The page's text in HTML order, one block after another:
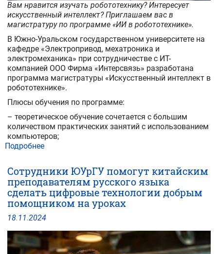
Вам нравится изучать робототехнику? Интересует
искусственный интеллект? Приглашаем вас в
магистратуру по программе «ИИ в робототехнике».
В Южно-Уральском государственном университете на
кафедре «Электропривод, мехатроника и
электромеханика» при сотрудничестве с ИТ-
компанией ООО Фирма «Интерсвязь» разработана
программа магистратуры «Искусственный интеллект в
робототехнике».
Плюсы обучения по программе:
– теоретическое обучение сочетается с большим
количеством практических занятий с использованием
компьютеров;
Подробнее
приглашает
поступить
в
магистратуру
на
новую
программу
Сотрудники ЮУрГУ помогут китайским
преподавателям русского языка
сделать цифровые технологии добрым
помощником на уроках
18. 11.2024